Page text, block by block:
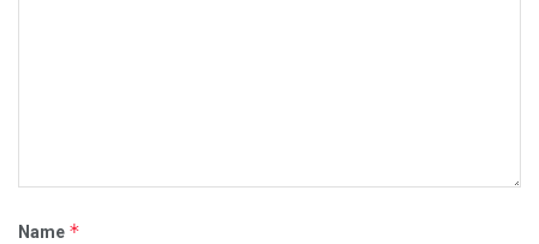
Name *